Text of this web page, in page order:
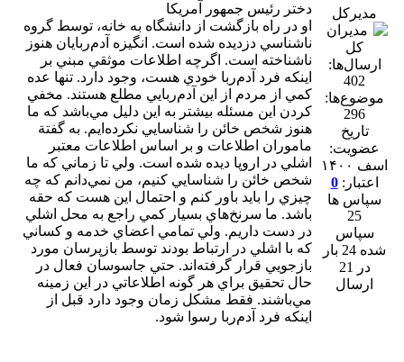
مدیرکل
ارسال‌ها:
402
موضوع‌ها:
296
تاریخ
عضویت:
اسف ۱۴۰۰
اعتبار:0
سپاس ها
25
سپاس
شده 24 بار
در 21
ارسال
دختر رئيس جمهور آمريكا
او در راه بازگشت از دانشگاه به خانه، توسط گروه
ناشناسي دزديده شده است. انگيزه آدم‌ربايان هنوز
ناشناخته است. اگرچه اطلاعات موثقي مبني بر
اينكه فرد آدم‌ربا خودي هست، وجود دارد. تنها عده
كمي از مردم از اين آدم‌ربايي مطلع هستند. مخفي
كردن اين مسئله بيشتر به اين دليل مي‌باشد كه ما
هنوز شخص خائن را شناسايي نكرده‌ايم. به گفتة
ماموران اطلاعات و بر اساس اطلاعات معتبر
اشلي در اروپا ديده شده است. ولي تا زماني كه ما
شخص خائن را شناسايي كنيم، من نمي‌دانم كه چه
چيزي را بايد باور كنم و احتمال اين هست كه حقه
باشد. ما سرنخ‌هاي بسيار كمي راجع به محل اشلي
در دست داريم. ولي تمامي اعضاي خدمه و كساني
كه با اشلي در ارتباط بودند توسط بازپرسان مورد
بازجويي قرار گرفته‌اند. حتي جاسوسان فعال در
حال تحقيق براي هر گونه اطلاعاتي در اين زمينه
مي‌باشند. فقط مشكل زمان وجود دارد قبل از
اينكه فرد آدم‌ربا رسوا شود.